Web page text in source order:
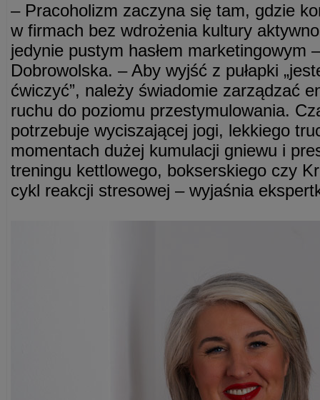
– Pracoholizm zaczyna się tam, gdzie
w firmach bez wdrożenia kultury
jedynie pustym hasłem marketingowym
Dobrowolska. – Aby wyjść z pułapki
ćwiczyć”, należy świadomie zarządzać
ruchu do poziomu przestymulowania.
potrzebuje wyciszającej jogi, lekkiego
momentach dużej kumulacji gniewu i
treningu kettlowego, bokserskiego czy
cykl reakcji stresowej – wyjaśnia